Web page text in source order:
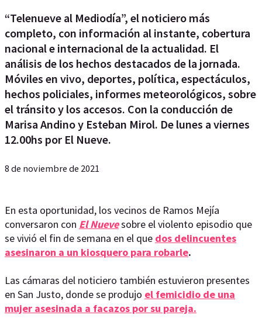
“Telenueve al Mediodía”, el noticiero más
completo, con información al instante, cobertura
nacional e internacional de la actualidad. El
análisis de los hechos destacados de la jornada.
Móviles en vivo, deportes, política, espectáculos,
hechos policiales, informes meteorológicos, sobre
el tránsito y los accesos. Con la conducción de
Marisa Andino y Esteban Mirol. De lunes a viernes
12.00hs por El Nueve.
8 de noviembre de 2021
En esta oportunidad, los vecinos de Ramos Mejía
conversaron con El Nuevesobre el violento episodio que
se vivió el fin de semana en el que dos delincuentes
asesinaron a un kiosquero para robarle.
Las cámaras del noticiero también estuvieron presentes
en San Justo, donde se produjo el femicidio de una
mujer asesinada a facazos por su pareja.